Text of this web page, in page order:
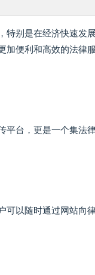
特别是在经济快速发
加便利和高效的法律
平台，更是一个集法
可以随时通过网站向